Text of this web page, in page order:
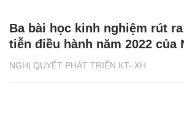
NGHỊ QUYẾT PHÁT TRIỂN KT- XH
Ba bài học kinh nghiệm rút
tiễn điều hành năm 2022 của